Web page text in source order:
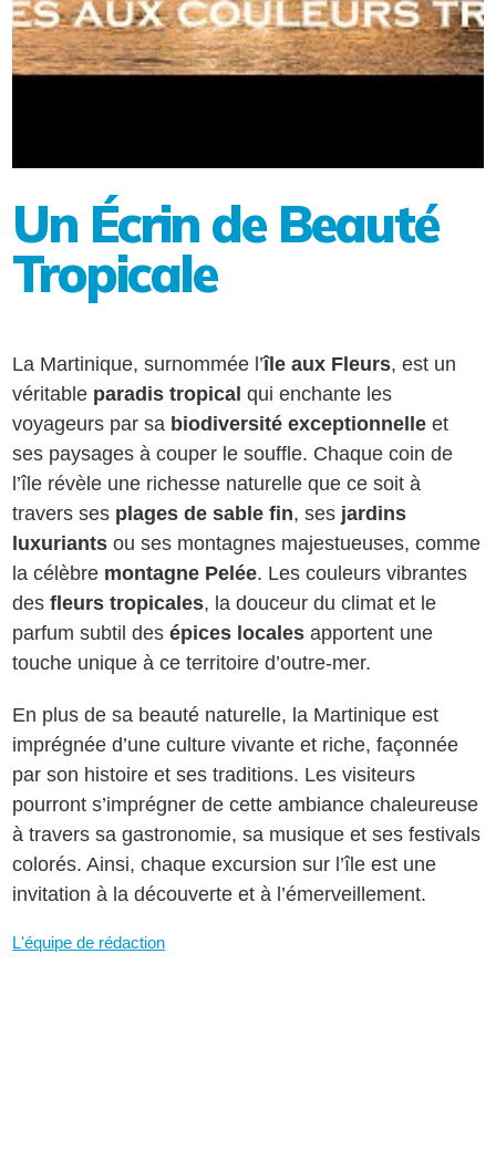
Un Écrin de Beauté
Tropicale
La Martinique, surnommée l’île aux Fleurs, est un
véritable paradis tropical qui enchante les
voyageurs par sa biodiversité exceptionnelle et
ses paysages à couper le souffle. Chaque coin de
l’île révèle une richesse naturelle que ce soit à
travers ses plages de sable fin, ses jardins
luxuriants ou ses montagnes majestueuses, comme
la célèbre montagne Pelée. Les couleurs vibrantes
desfleurs tropicales, la douceur du climat et le
parfum subtil desépices locales apportent une
touche unique à ce territoire d’outre-mer.
En plus de sa beauté naturelle, la Martinique est
imprégnée d’une culture vivante et riche, façonnée
par son histoire et ses traditions. Les visiteurs
pourront s’imprégner de cette ambiance chaleureuse
à travers sa gastronomie, sa musique et ses festivals
colorés. Ainsi, chaque excursion sur l’île est une
invitation à la découverte et à l’émerveillement.
L'équipe de rédaction